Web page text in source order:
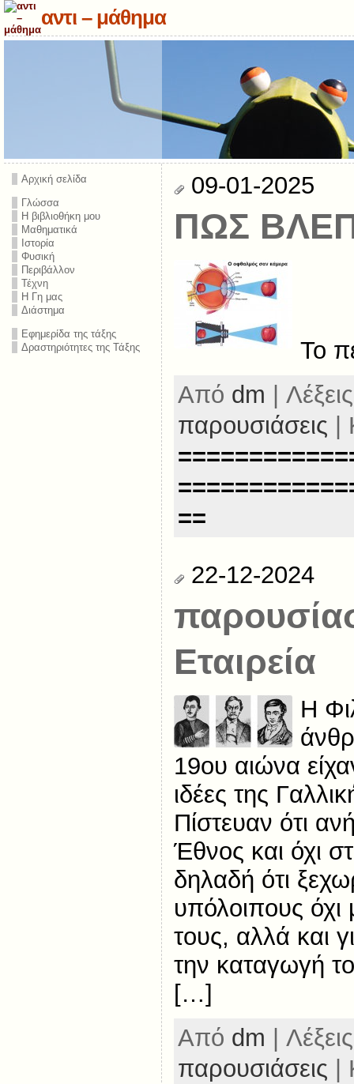
αντι – μάθημα
Αρχική σελίδα
Γλώσσα
Η βιβλιοθήκη μου
Μαθηματικά
Ιστορία
Φυσική
Περιβάλλον
Τέχνη
Η Γη μας
Διάστημα
Εφημερίδα της τάξης
Δραστηριότητες της Τάξης
09-01-2025
ΠΩΣ
Το
Από dm |
παρουσιάσεις |
==
22-12-2024
Εταιρεία
Η
19ου αιώνα
ιδέες της
Πίστευαν ότι
Έθνος και όχι
δηλαδή ότι
υπόλοιπους όχι
τους, αλλά και
την καταγωγή
[…]
Από dm |
παρουσιάσεις |